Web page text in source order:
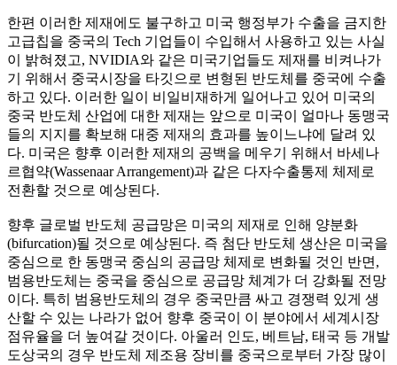
한편 이러한 제재에도 불구하고 미국 행정부가 수출을 금지한
고급칩을 중국의 Tech 기업들이 수입해서 사용하고 있는 사실
이 밝혀졌고, NVIDIA와 같은 미국기업들도 제재를 비켜나가
기 위해서 중국시장을 타깃으로 변형된 반도체를 중국에 수출
하고 있다. 이러한 일이 비일비재하게 일어나고 있어 미국의
중국 반도체 산업에 대한 제재는 앞으로 미국이 얼마나 동맹국
들의 지지를 확보해 대중 제재의 효과를 높이느냐에 달려 있
다. 미국은 향후 이러한 제재의 공백을 메우기 위해서 바세나
르협약(Wassenaar Arrangement)과 같은 다자수출통제 체제로
전환할 것으로 예상된다.
향후 글로벌 반도체 공급망은 미국의 제재로 인해 양분화
(bifurcation)될 것으로 예상된다. 즉 첨단 반도체 생산은 미국을
중심으로 한 동맹국 중심의 공급망 체제로 변화될 것인 반면,
범용반도체는 중국을 중심으로 공급망 체계가 더 강화될 전망
이다. 특히 범용반도체의 경우 중국만큼 싸고 경쟁력 있게 생
산할 수 있는 나라가 없어 향후 중국이 이 분야에서 세계시장
점유율을 더 높여갈 것이다. 아울러 인도, 베트남, 태국 등 개발
도상국의 경우 반도체 제조용 장비를 중국으로부터 가장 많이